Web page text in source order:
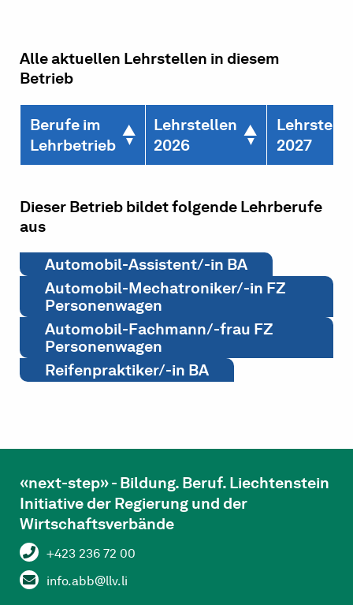
Alle aktuellen Lehrstellen in diesem
Betrieb
Berufe im
Lehrbetrieb
Lehrstellen
2026
2027
Dieser Betrieb bildet folgende Lehrberufe
aus
Automobil-Assistent/-in BA
Automobil-Mechatroniker/-in FZ
Personenwagen
Automobil-Fachmann/-frau FZ
Personenwagen
Reifenpraktiker/-in BA
«next-step» - Bildung. Beruf. Liechtenstein
Initiative der Regierung und der
Wirtschaftsverbände
+423 236 72 00
info.abb@llv.li